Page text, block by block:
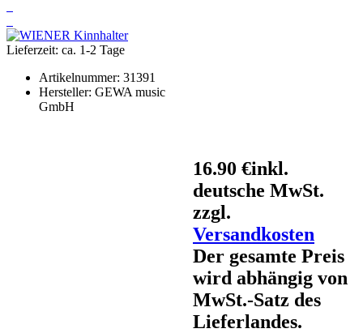
Lieferzeit: ca. 1-2 Tage
Artikelnummer: 31391
Hersteller: GEWA music
GmbH
16.90 €inkl.
deutsche MwSt.
zzgl.
Versandkosten
Der gesamte Preis
wird abhängig von
MwSt.-Satz des
Lieferlandes.